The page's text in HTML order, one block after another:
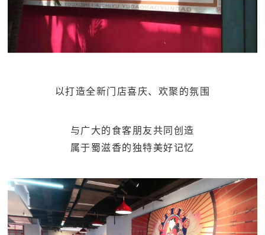
以打造全新门店喜庆、欢聚的氛围
与广大的食客朋友共同创造
属于蜀滋香的独特美好记忆